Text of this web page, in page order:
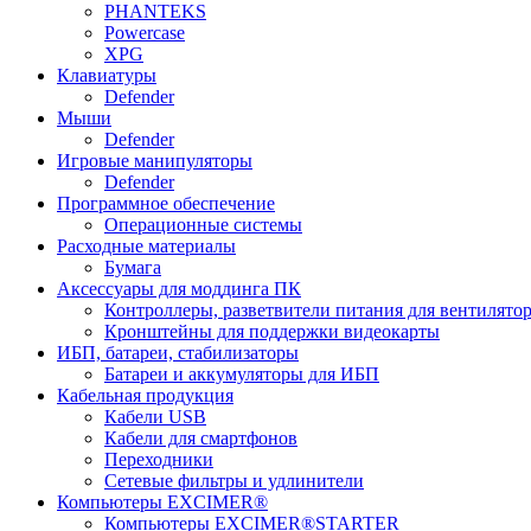
PHANTEKS
Powercase
XPG
Клавиатуры
Defender
Мыши
Defender
Игровые манипуляторы
Defender
Программное обеспечение
Операционные системы
Расходные материалы
Бумага
Аксессуары для моддинга ПК
Контроллеры, разветвители питания для
Кронштейны для поддержки видеокарты
ИБП, батареи, стабилизаторы
Батареи и аккумуляторы для ИБП
Кабельная продукция
Кабели USB
Кабели для смартфонов
Переходники
Сетевые фильтры и удлинители
Компьютеры EXCIMER®
Компьютеры EXCIMER®STARTER